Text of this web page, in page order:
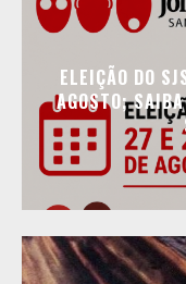
ELEIÇÃO DO
AGOSTO;